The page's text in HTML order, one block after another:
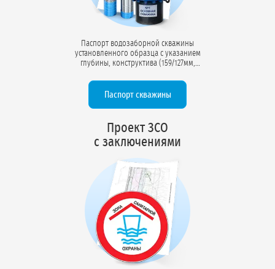
Паспорт водозаборной скважины
установленного образца с указанием
глубины, конструктива (159/127мм,
статического и динамического
уровней, химического состава воды
(54 компонента). Документ для учёта в
Паспорт скважины
Проект ЗСО
с заключениями